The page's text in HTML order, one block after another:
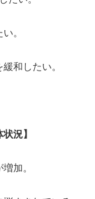
。
和したい。
況】
加。